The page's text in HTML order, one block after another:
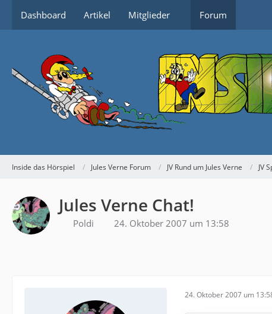
Dashboard Artikel Mitglieder Forum
Inside das Hörspiel Jules Verne Forum JV Rund um Jules Verne JV
Jules Verne Chat!
Poldi 24. Oktober 2007 um 13:58
24. Oktober 2007 um